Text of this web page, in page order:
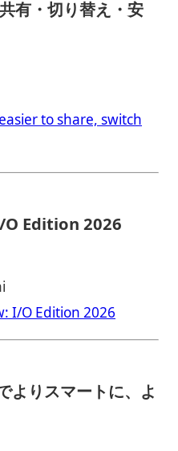
有・切り替え・安
to share, switch
Edition 2026
I/O Edition 2026
りスマートに、よ